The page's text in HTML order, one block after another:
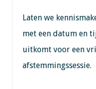
Laten we
met een datum en
uitkomt voor een
afstemmingssessie.